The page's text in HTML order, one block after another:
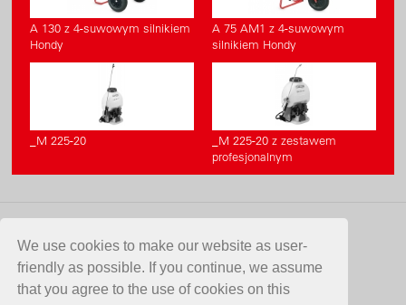
We use cookies to make our website as user-
friendly as possible. If you continue, we assume
that you agree to the use of cookies on this
A 130 z 4-suwowym silnikiem
Hondy
A 75 AM1 z 4-suwowym
silnikiem Hondy
_M 225-20
_M 225-20 z zestawem
profesjonalnym
KONTAKT
Birchmeier Sprühtechnik AG
Im Stetterfeld 1